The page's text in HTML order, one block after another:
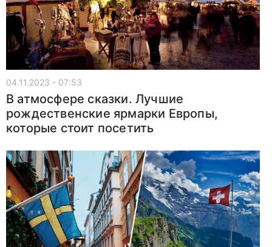
04.11.2023 - 07:53
В атмосфере сказки. Лучшие
рождественские ярмарки Европы,
которые стоит посетить